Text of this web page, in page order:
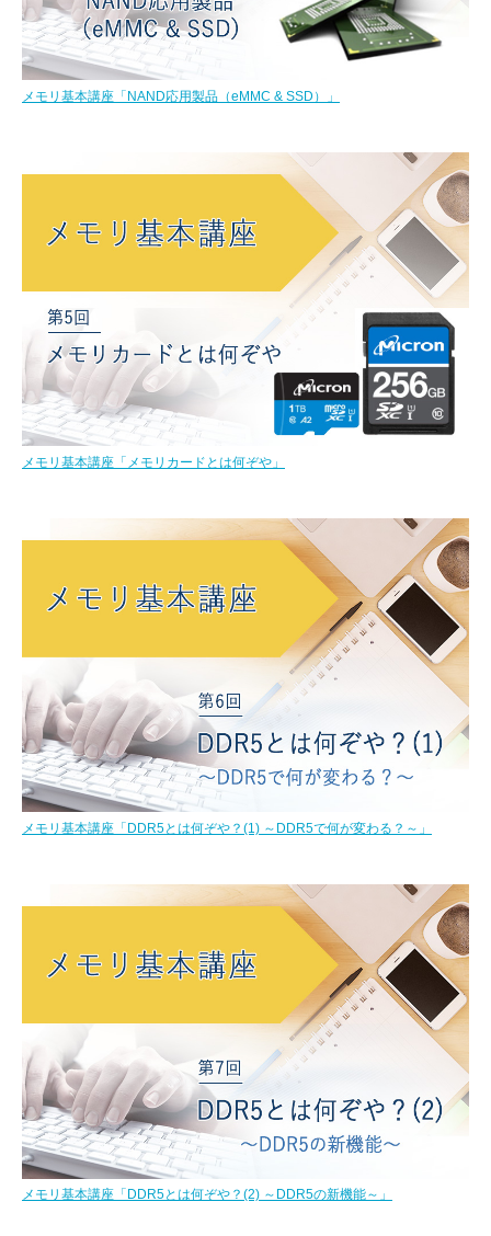
メモリ基本講座「NAND応用製品（eMMC & SSD）」
メモリ基本講座「メモリカードとは何ぞや」
メモリ基本講座「DDR5とは何ぞや？(1) ～DDR5で何が変わる？～」
メモリ基本講座「DDR5とは何ぞや？(2) ～DDR5の新機能～」